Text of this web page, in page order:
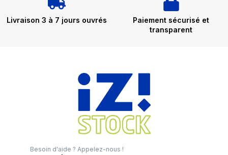
Livraison 3 à 7 jours ouvrés
Paiement sécurisé et
transparent
Besoin d'aide ? Appelez-nous !